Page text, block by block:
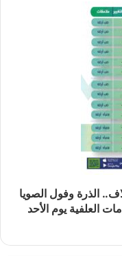
الذرة وفول الصويا
العلفية يوم الأحد